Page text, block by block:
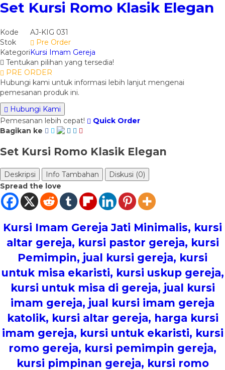
Set Kursi Romo Klasik Elegan
Kode
AJ-KIG 031
Stok
Pre Order
KategoriKursi Imam Gereja
Tentukan pilihan yang tersedia!
PRE ORDER
Hubungi kami untuk informasi lebih lanjut mengenai
pemesanan produk ini.
Hubungi Kami
Pemesanan lebih cepat!
Quick Order
Bagikan ke
Set Kursi Romo Klasik Elegan
Deskripsi Info Tambahan
Diskusi (0)
Spread the love
Kursi Imam Gereja Jati Minimalis, kursi
altar gereja, kursi pastor gereja, kursi
Pemimpin, jual kursi gereja, kursi
untuk misa ekaristi, kursi uskup gereja,
kursi untuk misa di gereja, jual kursi
imam gereja, jual kursi imam gereja
katolik, kursi altar gereja, harga kursi
imam gereja, kursi untuk ekaristi, kursi
romo gereja, kursi pemimpin gereja,
kursi pimpinan gereja, kursi romo